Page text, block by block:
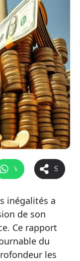
WhatsApp
inégalités a
de son
Ce rapport
du
les